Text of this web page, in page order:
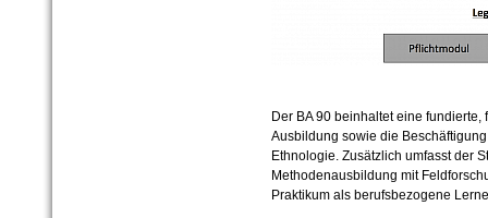
Der BA 90 beinhaltet eine
Ausbildung sowie die
Ethnologie. Zusätzlich umfasst der
Methodenausbildung mit
Praktikum als berufsbezogene